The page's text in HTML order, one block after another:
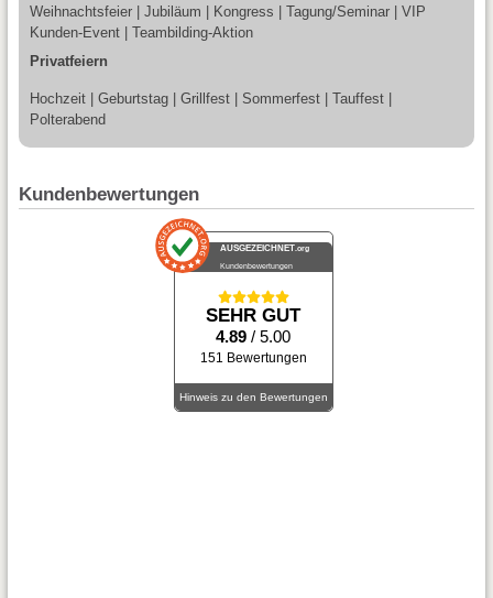
Weihnachtsfeier | Jubiläum | Kongress | Tagung/Seminar | VIP
Kunden-Event | Teambilding-Aktion
Privatfeiern
Hochzeit | Geburtstag | Grillfest | Sommerfest | Tauffest |
Polterabend
Kundenbewertungen
AUSGEZEICHNET .org
Kundenbewertungen
SEHR GUT
4.89/ 5.00
151 Bewertungen
Hinweis zu den Bewertungen